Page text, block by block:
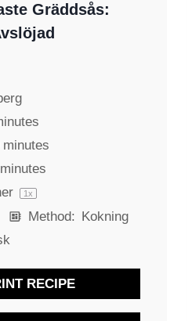
Gräddsås:
minutes
1x
Method: Kokning
RECIPE